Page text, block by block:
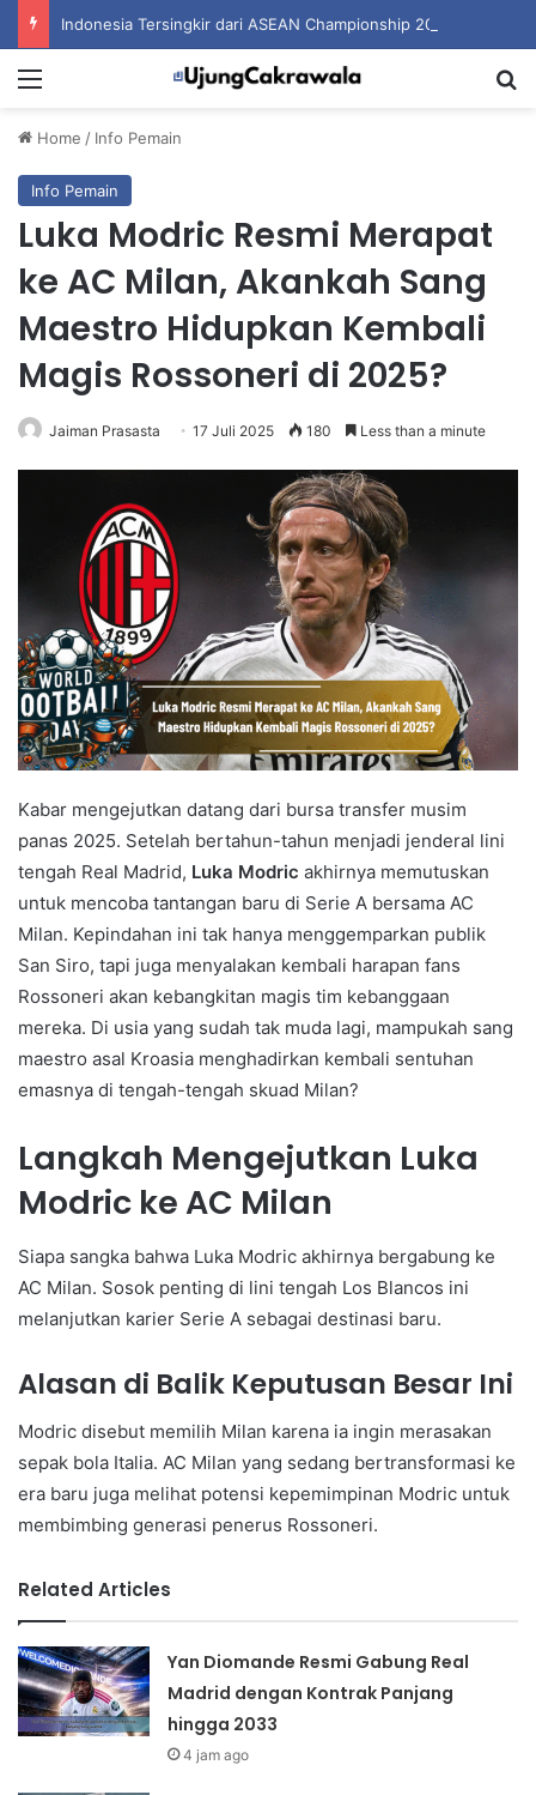
Home / Info Pemain
Info Pemain
Luka Modric Resmi Merapat
ke AC Milan, Akankah Sang
Maestro Hidupkan Kembali
Magis Rossoneri di 2025?
Jaiman Prasasta 17 Juli 2025 180 Less than a minute
Kabar mengejutkan datang dari bursa transfer musim
panas 2025. Setelah bertahun-tahun menjadi jenderal lini
tengah Real Madrid, Luka Modric akhirnya memutuskan
untuk mencoba tantangan baru di Serie A bersama AC
Milan. Kepindahan ini tak hanya menggemparkan publik
San Siro, tapi juga menyalakan kembali harapan fans
Rossoneri akan kebangkitan magis tim kebanggaan
mereka. Di usia yang sudah tak muda lagi, mampukah sang
maestro asal Kroasia menghadirkan kembali sentuhan
emasnya di tengah-tengah skuad Milan?
Langkah Mengejutkan Luka
Modric ke AC Milan
Siapa sangka bahwa Luka Modric akhirnya bergabung ke
AC Milan. Sosok penting di lini tengah Los Blancos ini
melanjutkan karier Serie A sebagai destinasi baru.
Alasan di Balik Keputusan Besar Ini
Modric disebut memilih Milan karena ia ingin merasakan
sepak bola Italia. AC Milan yang sedang bertransformasi ke
era baru juga melihat potensi kepemimpinan Modric untuk
membimbing generasi penerus Rossoneri.
Related Articles
Yan Diomande Resmi Gabung Real
Madrid dengan Kontrak Panjang
hingga 2033
4 jam ago